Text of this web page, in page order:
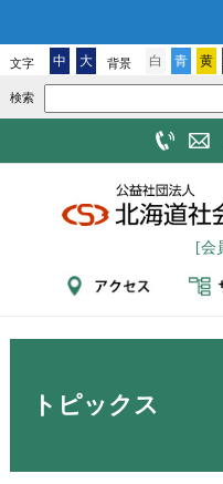
文字 中 大 背景 白 青 黄
検索
[会
トピックス